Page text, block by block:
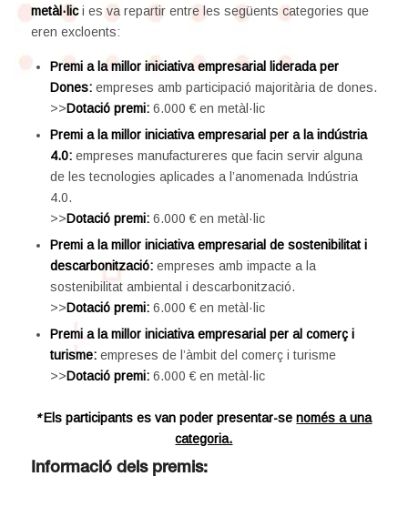
metàl·lici es va repartir entre les següents categories que
eren excloents:
Premi a la millor iniciativa empresarial liderada per
Dones: empreses amb participació majoritària de dones.
>>Dotació premi:6.000 € en metàl·lic
Premi a la millor iniciativa empresarial per a la indústria
4.0: empreses manufactureres que facin servir alguna
de les tecnologies aplicades a l’anomenada Indústria
4.0.
>>Dotació premi:6.000 € en metàl·lic
Premi a la millor iniciativa empresarial de sostenibilitat i
descarbonització: empreses amb impacte a la
sostenibilitat ambiental i descarbonització.
>>Dotació premi:6.000 € en metàl·lic
Premi a la millor iniciativa empresarial per al comerç i
turisme:empreses de l’àmbit del comerç i turisme
>>Dotació premi:6.000 € en metàl·lic
*Els participants es van poder presentar-senomés a una
categoria.
Informació dels premis: